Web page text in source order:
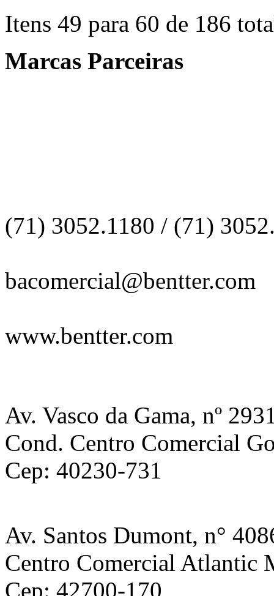
Itens 49 para 60 de 186
Marcas Parceiras
(71) 3052.1180 / (71)
bacomercial@bentter.com
www.bentter.com
Av. Vasco da Gama, nº
Cond. Centro Comercial
Cep: 40230-731
Av. Santos Dumont, n°
Centro Comercial Atlantic
Cep: 42700-170